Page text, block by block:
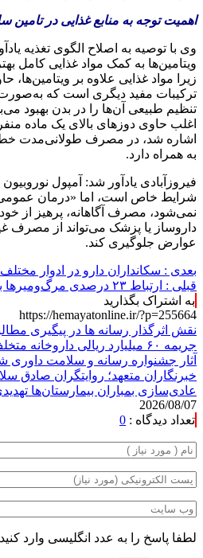
اهمیت توجه به منابع غذایی در تامین
وی با توصیه به اصلاح الگوی تغذیه
ویتامین‌ها به کمک مواد غذایی کامل
زیرا مواد غذایی علاوه بر ویتامین‌ها،
ترکیبات مفید دیگری است که
تنظیم طبیعی آن‌ها را در بدن بهبود
اغلب حاوی دوزهای بالای یک ماده
اشاره شد، در مصرف طولانی‌مدت
به همراه دارد.
فیروزآبادی یادآور شد: آمپول
شرایط خاص است، اما «درمان
نمی‌شود، مصرف آگاهانه، پرهیز از
داروساز یا پزشک می‌تواند از مصرف
عوارض جلوگیری کند.
بعدی : سکانداران دارو در ادوار
قبلی : ارتباط ۲۳ درصدی مرگ‌ومیرها با عوامل محیطی
به اشتراک بگذارید
https://hemayatonline.ir/?p=255664
نقش اثرگذار رسانه ها در پیگیری
جریمه ۶۰ میلیارد ریالی داروخانه متخلف
آثار جشنواره رسانه و سلامت داوری
خبرنگاران متعهد؛ روایتگران صادق
عادی‌سازی بمباران بیمارستان‌ها
2026/08/07
تعداد دیدگاه : 0
لطفا پاسخ را به عدد انگلیسی وارد